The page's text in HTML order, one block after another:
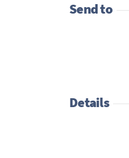
Send to
Details